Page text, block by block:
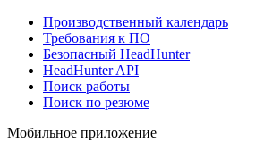
Производственный календарь
Требования к ПО
Безопасный HeadHunter
HeadHunter API
Поиск работы
Поиск по резюме
Мобильное приложение